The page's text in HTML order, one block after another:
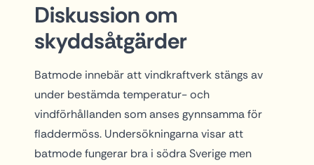
Diskussion om
skyddsåtgärder
Batmode innebär att vindkraftverk stängs av
under bestämda temperatur- och
vindförhållanden som anses gynnsamma för
fladdermöss. Undersökningarna visar att
batmode fungerar bra i södra Sverige men